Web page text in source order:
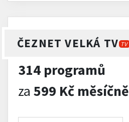
ČEZNET VELKÁ TV TV
314 programů
za 599 Kč měsíčně